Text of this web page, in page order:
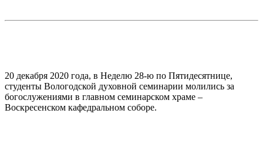
20 декабря 2020 года, в Неделю 28-ю по Пятидесятнице,
студенты Вологодской духовной семинарии молились за
богослужениями в главном семинарском храме –
Воскресенском кафедральном соборе.